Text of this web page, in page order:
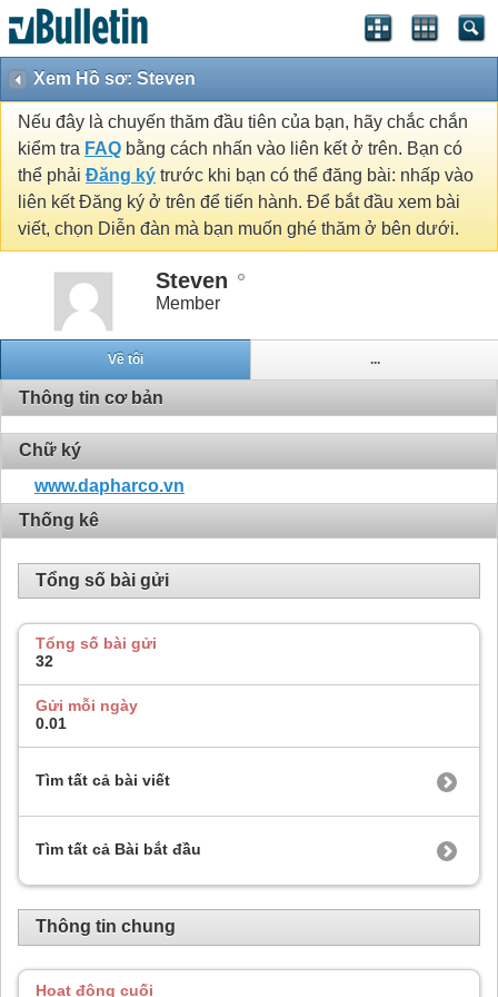
Xem Hồ sơ: Steven
Nếu đây là chuyến thăm đầu tiên của bạn, hãy chắc chắn
kiểm tra FAQ bằng cách nhấn vào liên kết ở trên. Bạn có
thể phải Đăng ký trước khi bạn có thể đăng bài: nhấp vào
liên kết Đăng ký ở trên để tiến hành. Để bắt đầu xem bài
viết, chọn Diễn đàn mà bạn muốn ghé thăm ở bên dưới.
Steven
Member
Về tôi ...
Thông tin cơ bản
Chữ ký
www.dapharco.vn
Thống kê
Tổng số bài gửi
Tổng số bài gửi
32
Gửi mỗi ngày
0.01
Tìm tất cả bài viết
Tìm tất cả Bài bắt đầu
Thông tin chung
Hoạt động cuối